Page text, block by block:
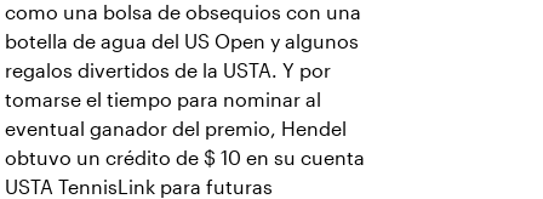
como una bolsa de obsequios con una
botella de agua del US Open y algunos
regalos divertidos de la USTA. Y por
tomarse el tiempo para nominar al
eventual ganador del premio, Hendel
obtuvo un crédito de $ 10 en su cuenta
USTA TennisLink para futuras